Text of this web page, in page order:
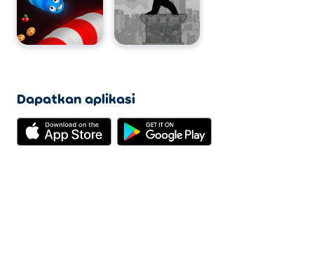
Dapatkan aplikasi